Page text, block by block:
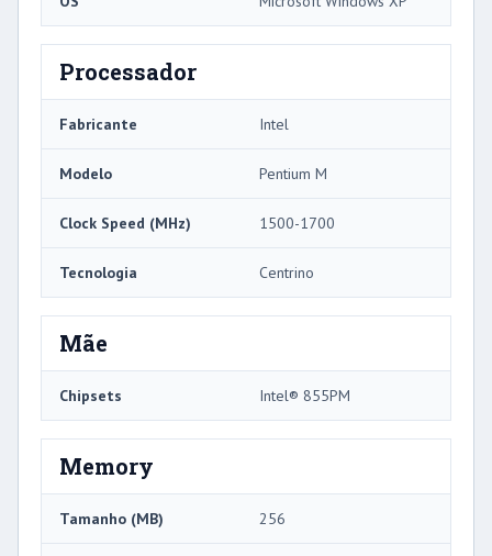
Processador
Fabricante Intel
Modelo Pentium M
Clock Speed ​​(MHz) 1500-1700
Tecnologia Centrino
Mãe
Chipsets Intel® 855PM
Memory
Tamanho (MB) 256